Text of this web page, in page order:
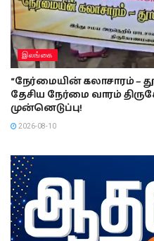
இலங்கை
“நேர்மையின் கலாசாரம்
தேசிய நேர்மை வாரம்
முன்னெடுப்பு!
2026-08-10